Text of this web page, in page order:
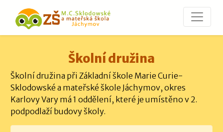
Školní družina
Školní družina při Základní škole Marie Curie-
Sklodowské a mateřské škole Jáchymov, okres
Karlovy Vary má 1 oddělení, které je umístěno v 2.
podpodlaží budovy školy.